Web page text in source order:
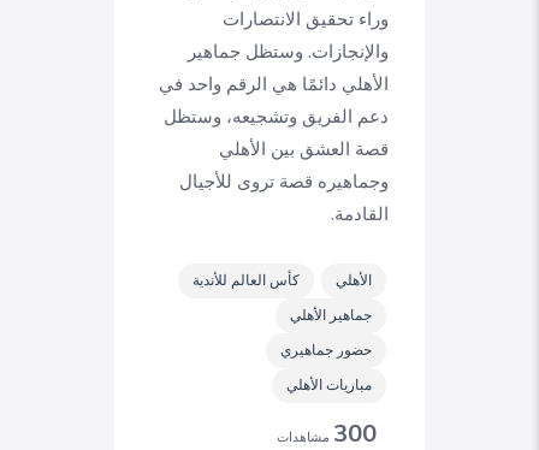
وراء تحقيق الانتصارات
والإنجازات. وستظل جماهير
الأهلي دائمًا هي الرقم واحد في
دعم الفريق وتشجيعه، وستظل
قصة العشق بين الأهلي
وجماهيره قصة تروى للأجيال
القادمة.
الأهلي
كأس العالم للأندية
جماهير الأهلي
حضور جماهيري
مباريات الأهلي
300 مشاهدات